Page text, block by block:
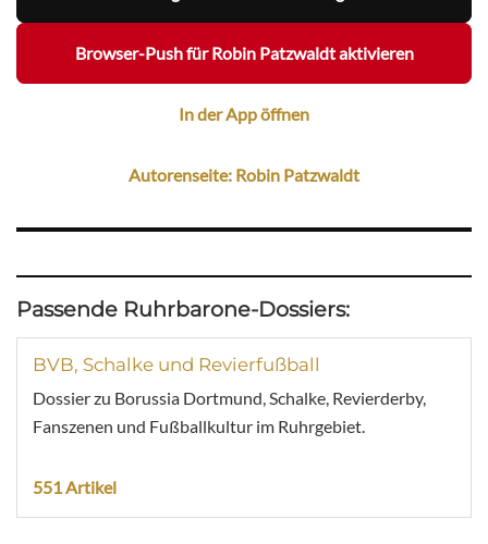
Browser-Push für Robin Patzwaldt aktivieren
In der App öffnen
Autorenseite: Robin Patzwaldt
Passende Ruhrbarone-Dossiers:
BVB, Schalke und Revierfußball
Dossier zu Borussia Dortmund, Schalke, Revierderby,
Fanszenen und Fußballkultur im Ruhrgebiet.
551 Artikel